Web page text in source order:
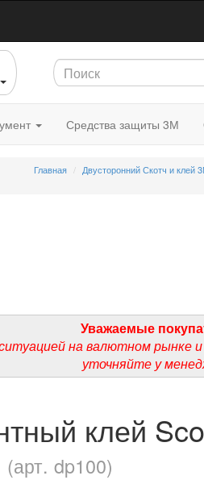
Средства защиты 3М
Главная Двусторонний Скотч и клей
Уважаемые
на валютном рынке
уточняйте у
клей
(арт. dp100)